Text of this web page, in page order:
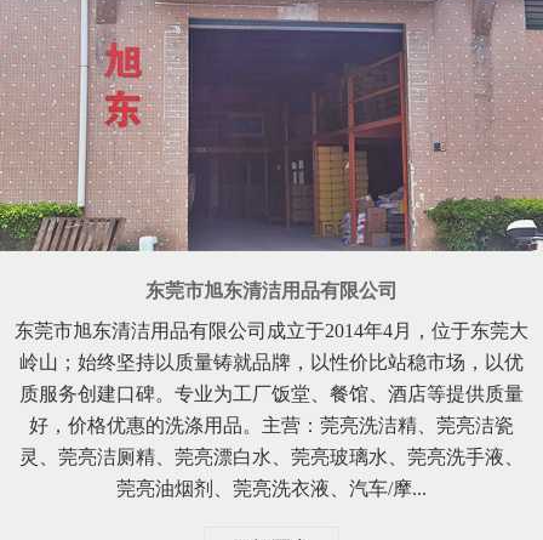
东莞市旭东清洁用品有限公司
东莞市旭东清洁用品有限公司成立于2014年4月，位于东莞大
岭山；始终坚持以质量铸就品牌，以性价比站稳市场，以优
质服务创建口碑。专业为工厂饭堂、餐馆、酒店等提供质量
好，价格优惠的洗涤用品。主营：莞亮洗洁精、莞亮洁瓷
灵、莞亮洁厕精、莞亮漂白水、莞亮玻璃水、莞亮洗手液、
莞亮油烟剂、莞亮洗衣液、汽车/摩...